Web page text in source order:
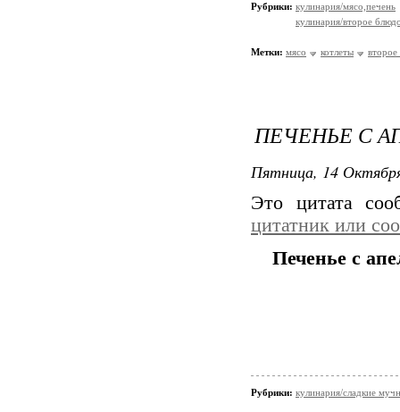
Рубрики: кулинария/мясо,печень
кулинария/второе
Метки: мясо котлеты
ПЕЧЕНЬЕ С
Пятница, 14
Это цитата
цитатник или
Печенье с
Рубрики: кулинария/сладкие